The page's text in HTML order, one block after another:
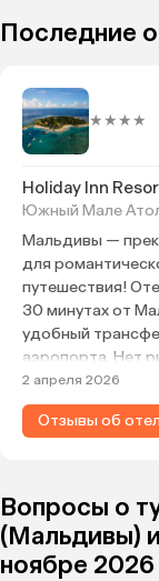
Последние
★★★★
Holiday Inn
Южный Мале
Мальдивы —
для
путешествия!
30 минутах от
удобный
аэропорта. Нет
самолет.
вежливый
тропической
бассейны,
любой вкус,
2 апреля 2026
Отзывы об
Вопросы о
(Мальдивы)
ноябре 2026